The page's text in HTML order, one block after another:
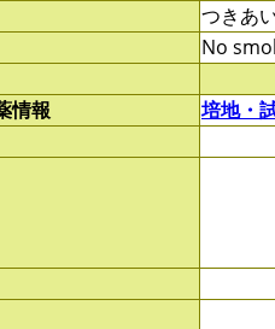
つきあ
No
情報
培地・